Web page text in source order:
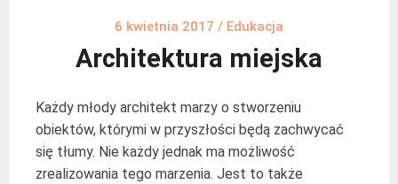
6 kwietnia 2017 / Edukacja
Architektura miejska
Każdy młody architekt marzy o stworzeniu
obiektów, którymi w przyszłości będą zachwycać
się tłumy. Nie każdy jednak ma możliwość
zrealizowania tego marzenia. Jest to także